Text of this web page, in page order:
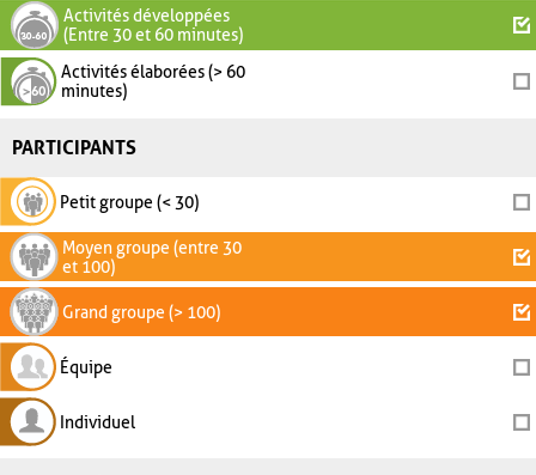
Activités développées
(Entre 30 et 60 minutes)
Activités élaborées (> 60
minutes)
PARTICIPANTS
Petit groupe (< 30)
Moyen groupe (entre 30
et 100)
Grand groupe (> 100)
Équipe
Individuel